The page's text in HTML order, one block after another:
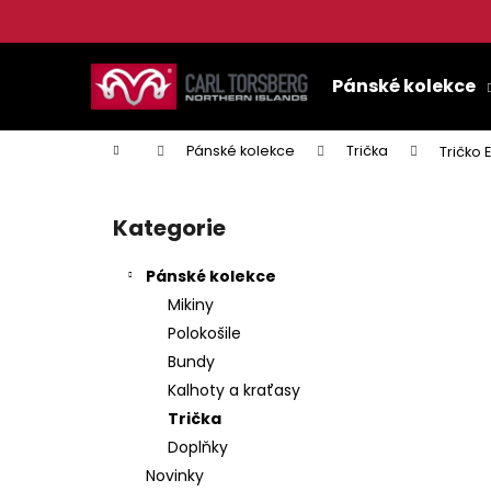
Pánské kolekce
Domů Pánské kolekce Trička Tričko
Přeskočit
kategorie
Kategorie
Pánské kolekce
Mikiny
Polokošile
Bundy
Kalhoty a kraťasy
Trička
Doplňky
Novinky
o
k